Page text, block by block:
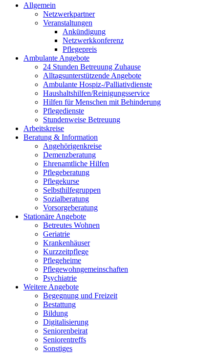
Allgemein
Netzwerkpartner
Veranstaltungen
Ankündigung
Netzwerkkonferenz
Pflegepreis
Ambulante Angebote
24 Stunden Betreuung Zuhause
Alltagsunterstützende Angebote
Ambulante Hospiz-/Palliativdienste
Haushaltshilfen/Reinigungs­service
Hilfen für Menschen mit Behinderung
Pflegedienste
Stundenweise Betreuung
Arbeitskreise
Beratung & Information
Angehörigenkreise
Demenzberatung
Ehrenamtliche Hilfen
Pflegeberatung
Pflegekurse
Selbsthilfegruppen
Sozialberatung
Vorsorgeberatung
Stationäre Angebote
Betreutes Wohnen
Geriatrie
Krankenhäuser
Kurzzeitpflege
Pflegeheime
Pflegewohngemeinschaften
Psychiatrie
Weitere Angebote
Begegnung und Freizeit
Bestattung
Bildung
Digitalisierung
Seniorenbeirat
Seniorentreffs
Sonstiges